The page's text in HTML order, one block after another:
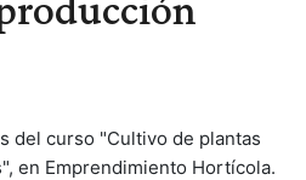
del curso "Cultivo de plantas
en Emprendimiento Hortícola.